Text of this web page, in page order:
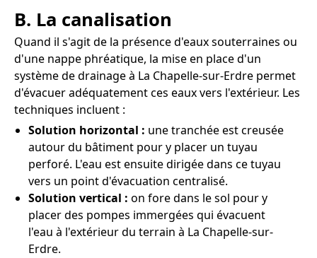
B. La canalisation
Quand il s'agit de la présence d'eaux souterraines ou
d'une nappe phréatique, la mise en place d'un
système de drainage à La Chapelle-sur-Erdre permet
d'évacuer adéquatement ces eaux vers l'extérieur. Les
techniques incluent :
Solution horizontal : une tranchée est creusée
autour du bâtiment pour y placer un tuyau
perforé. L'eau est ensuite dirigée dans ce tuyau
vers un point d'évacuation centralisé.
Solution vertical : on fore dans le sol pour y
placer des pompes immergées qui évacuent
l'eau à l'extérieur du terrain à La Chapelle-sur-
Erdre.